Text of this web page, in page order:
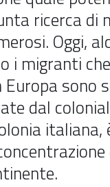
ricerca di
Oggi,
i migranti
Europa
dal